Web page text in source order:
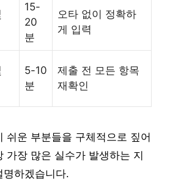
15-
20
분
오타 없이 정확하
게 입력
5-10
분
제출 전 모든 항목
재확인
쉬운 부분들을 구체적으로 짚어
가장 많은 실수가 발생하는 지
명하겠습니다.